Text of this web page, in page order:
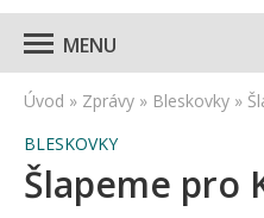
MENU
Úvod » Zprávy » Bleskovky »
BLESKOVKY
Šlapeme pro